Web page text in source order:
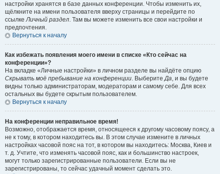
настройки хранятся в базе данных конференции. Чтобы изменить их,
щёлкните на имени пользователя вверху страницы и перейдите по
ссылкеЛичный раздел. Там вы можете изменить все свои настройки и
предпочтения.
Вернуться к началу
Как избежать появления моего имени в списке «Кто сейчас на
конференции»?
На вкладке «Личные настройки» в личном разделе вы найдёте опцию
Скрывать моё пребывание на конференции. ВыберитеДа, и вы будете
видны только администраторам, модераторам и самому себе. Для всех
остальных вы будете скрытым пользователем.
Вернуться к началу
На конференции неправильное время!
Возможно, отображается время, относящееся к другому часовому поясу, а
не к тому, в котором находитесь вы. В этом случае измените в личных
настройках часовой пояс на тот, в котором вы находитесь: Москва, Киев и
т. д. Учтите, что изменять часовой пояс, как и большинство настроек,
могут только зарегистрированные пользователи. Если вы не
зарегистрированы, то сейчас удачный момент сделать это.